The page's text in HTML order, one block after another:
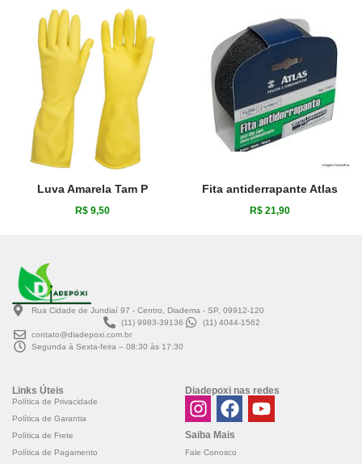
Luva Amarela Tam P
R$ 9,50
Fita antiderrapante Atlas
R$21,90
Rua Cidade de Jundiaí 97 - Centro, Diadema - SP, 09912-120
(11) 9983-39136
(11) 4044-1562
contato@diadepoxi.com.br
Segunda à Sexta-feira – 08:30 às 17:30
Links Úteis
Política de Privacidade
Política de Garantia
Política de Frete
Política de Pagamento
Diadepoxi nas redes
Saiba Mais
Fale Conosco